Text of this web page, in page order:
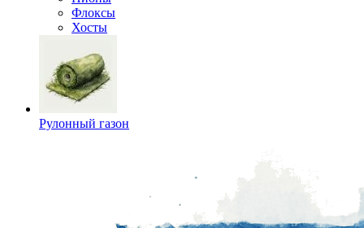
Флоксы
Хосты
Рулонный газон